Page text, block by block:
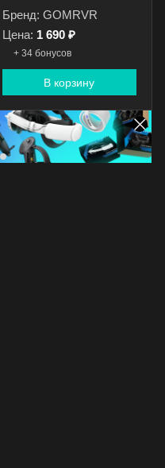
Бренд: GOMRVR
Цена: 1 690 ₽
+ 34 бонусов
В корзину